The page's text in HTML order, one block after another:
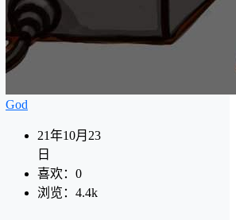
God
21年10月23
日
喜欢： 0
浏览： 4.4k